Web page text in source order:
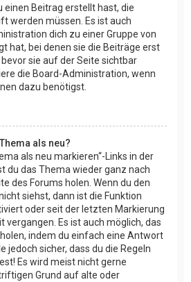
einen Beitrag erstellt hast, die
werden müssen. Es ist auch
dich zu einer Gruppe von
hat, bei denen sie die Beiträge erst
sie auf der Seite sichtbar
die Board-Administration, wenn
dazu benötigst.
als neu?
als neu markieren“-Links in der
du das Thema wieder ganz nach
des Forums holen. Wenn du den
siehst, dann ist die Funktion
oder seit der letzten Markierung
vergangen. Es ist auch möglich, das
indem du einfach eine Antwort
jedoch sicher, dass du die Regeln
Es wird meist nicht gerne
Grund auf alte oder